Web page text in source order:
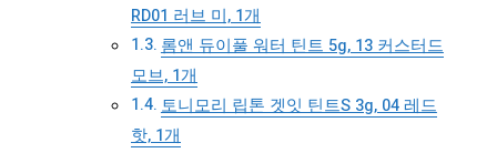
RD01 러브 미, 1개
롬앤 듀이풀 워터 틴트 5g, 13 커스터드
모브, 1개
토니모리 립톤 겟잇 틴트S 3g, 04 레드
핫, 1개